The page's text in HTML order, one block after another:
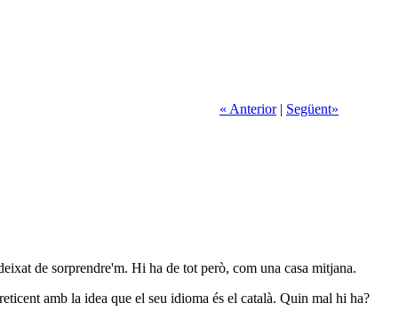
« Anterior| Següent»
de sorprendre'm. Hi ha de tot però, com una casa mitjana.
amb la idea que el seu idioma és el català. Quin mal hi ha?